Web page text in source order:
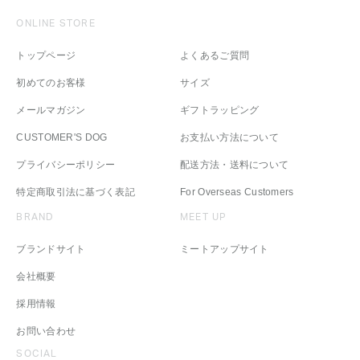
ONLINE STORE
トップページ
初めてのお客様
メールマガジン
CUSTOMER'S DOG
プライバシーポリシー
特定商取引法に基づく表記
よくあるご質問
サイズ
ギフトラッピング
お支払い方法について
配送方法・送料について
For Overseas Customers
BRAND
ブランドサイト
会社概要
採用情報
お問い合わせ
MEET UP
ミートアップサイト
SOCIAL